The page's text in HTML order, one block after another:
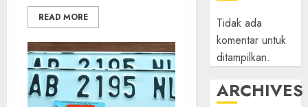
READ MORE
Tidak ada
komentar untuk
ditampilkan.
ARCHIVES